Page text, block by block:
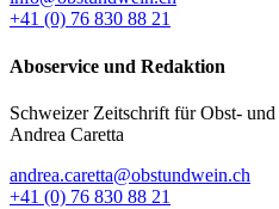
+41 (0) 76 830 88 21
Aboservice und Redaktion
Schweizer Zeitschrift für Obst-
Andrea Caretta
andrea.caretta@obstundwein.ch
+41 (0) 76 830 88 21